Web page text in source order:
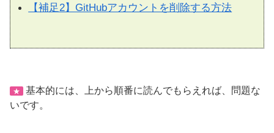
【補足2】GitHubアカウントを削除する方法
★
基本的には、上から順番に読んでもらえれば、問題な
いです。